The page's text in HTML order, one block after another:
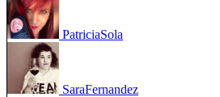
PatriciaSola
SaraFernandez